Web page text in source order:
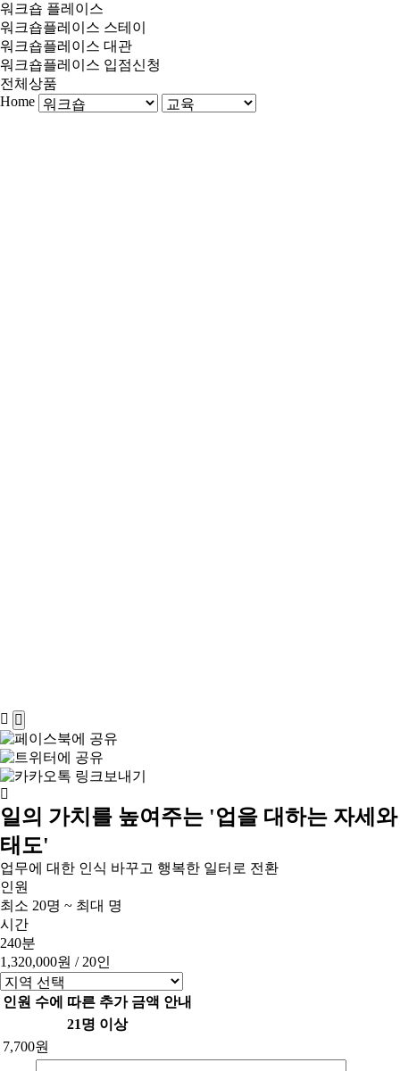
워크숍 플레이스
워크숍플레이스 스테이
워크숍플레이스 대관
워크숍플레이스 입점신청
전체상품
Home
일의 가치를 높여주는 '업을 대하는 자세와
태도'
업무에 대한 인식 바꾸고 행복한 일터로 전환
인원
최소 20명 ~ 최대 명
시간
240분
1,320,000원 / 20인
인원 수에 따른 추가 금액 안내
21명 이상
7,700원